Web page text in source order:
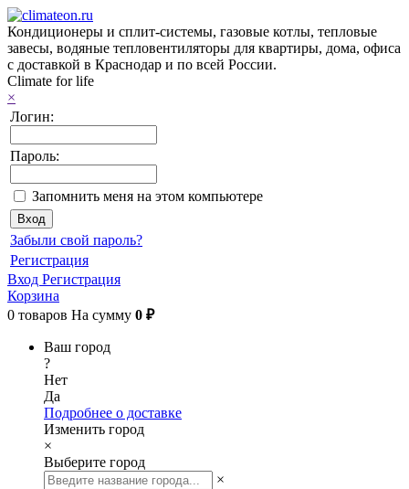
Кондиционеры и сплит-системы, газовые котлы, тепловые
завесы, водяные тепловентиляторы для квартиры, дома, офиса
с доставкой в Краснодар и по всей России.
Climate for life
×
Логин:
Пароль:
Запомнить меня на этом компьютере
Забыли свой пароль?
Регистрация
Вход Регистрация
Корзина
0 товаров На сумму 0 ₽
Ваш город
?
Нет
Да
Подробнее о доставке
Изменить город
×
Выберите город
×